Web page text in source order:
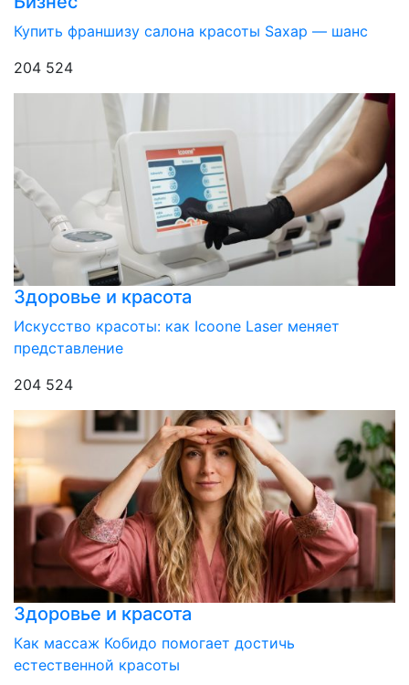
Купить франшизу салона красоты Sахар — шанс
204 524
Здоровье и красота
Искусство красоты: как Icoone Laser меняет
представление
204 524
Здоровье и красота
Как массаж Кобидо помогает достичь
естественной красоты